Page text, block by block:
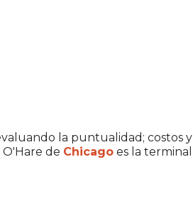
la puntualidad; costos y
de Chicago es la terminal